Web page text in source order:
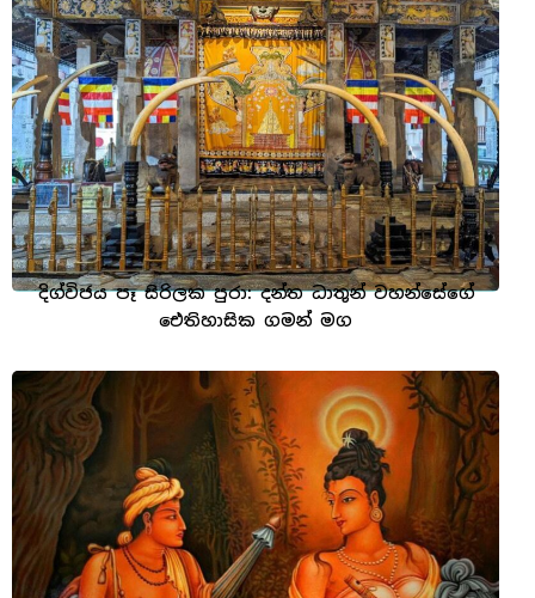
දිග්විජය පෑ සිරිලක පුරා: දන්ත ධාතූන් වහන්සේගේ
ඓතිහාසික ගමන් මග